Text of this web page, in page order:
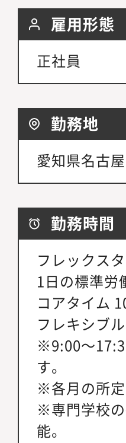
雇用形態
正社員
勤務地
愛知県名古
勤務時間
フレックス
1日の標準労
コアタイム
フレキシブ
※9:00～
す。
※各月の所
※専門学校
能。